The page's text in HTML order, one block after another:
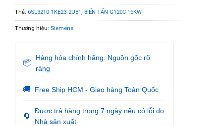
Thẻ: 6SL3210-1KE23-2UB1, BIẾN TẦN G120C 15KW
Thương hiệu: Siemens
📦
Hàng hóa chính hãng. Nguồn gốc rõ
ràng
🚚 Free Ship HCM - Giao hàng Toàn Quốc
🔄
Được trả hàng trong 7 ngày nếu có lỗi do
Nhà sản xuất